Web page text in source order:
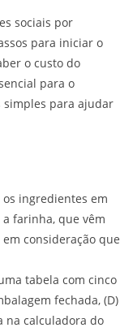
sociais por
para iniciar o
o custo do
para o
para ajudar
ingredientes em
farinha, que vêm
consideração que
tabela com cinco
fechada, (D)
na calculadora do